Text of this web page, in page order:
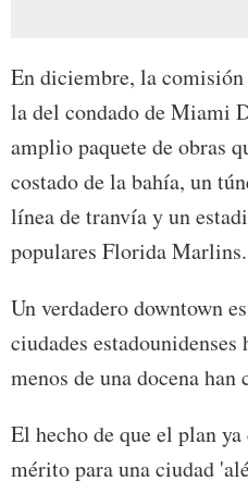
En diciembre, la
la del condado de Miami
amplio paquete de obras
costado de la bahía, un
línea de tranvía y un
populares Florida Marlins.
Un verdadero downtown
ciudades estadounidenses
menos de una docena han
El hecho de que el plan
mérito para una ciudad